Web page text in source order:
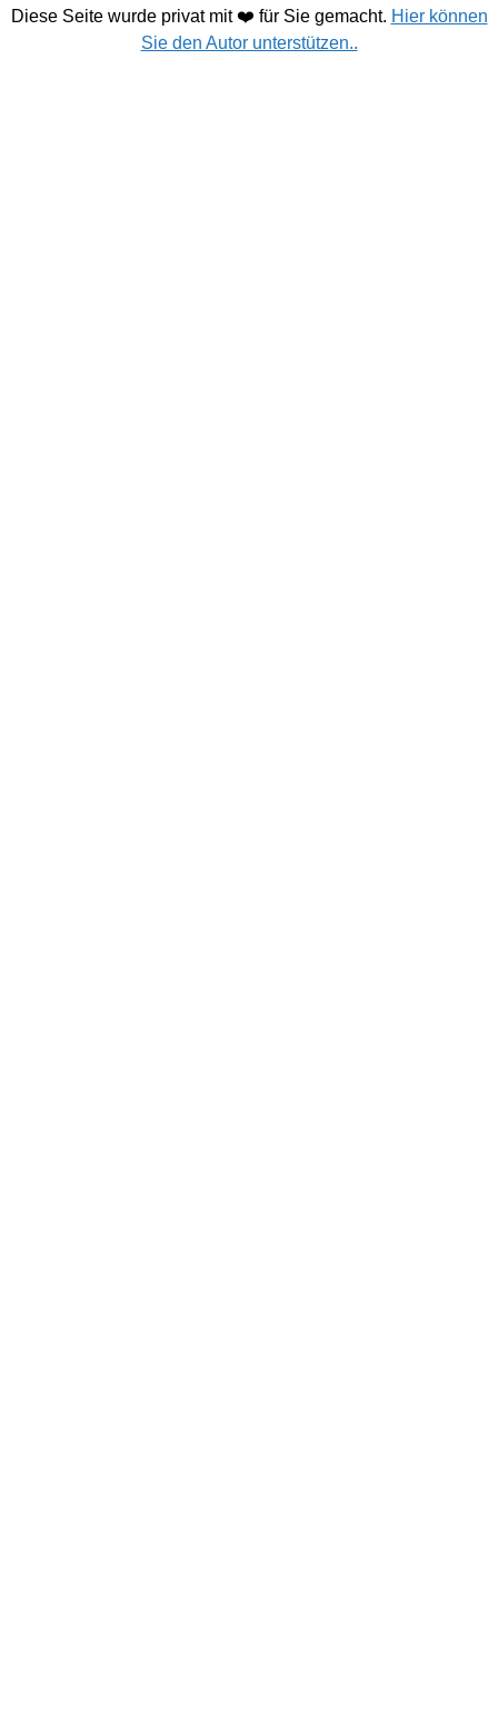
Diese Seite wurde privat mit ❤️ für Sie gemacht. Hier können
Sie den Autor unterstützen..